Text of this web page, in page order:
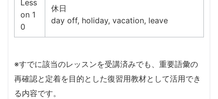
Less
on 1
0
休日
day off, holiday, vacation, leave
※すでに該当のレッスンを受講済みでも、重要語彙の
再確認と定着を目的とした復習用教材として活用でき
る内容です。